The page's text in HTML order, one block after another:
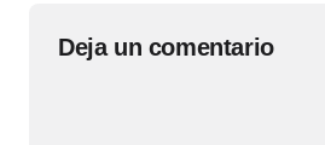
Deja un comentario